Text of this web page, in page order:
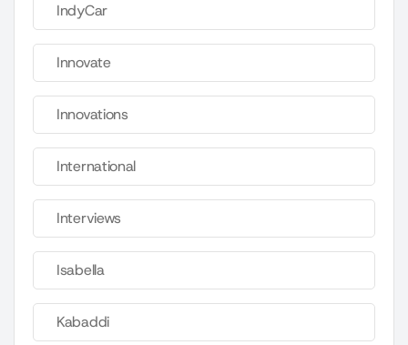
IndyCar
Innovate
Innovations
International
Interviews
Isabella
Kabaddi